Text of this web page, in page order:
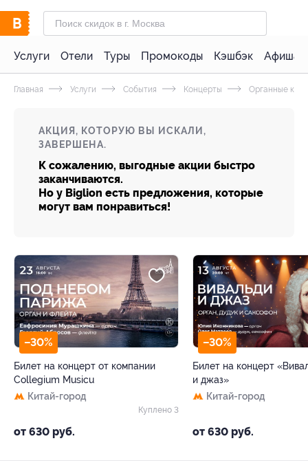
Услуги Отели Туры Промокоды Кэшбэк Афиша
Главная Услуги События Концерты Органные
АКЦИЯ, КОТОРУЮ ВЫ ИСКАЛИ,
ЗАВЕРШЕНА.
К сожалению, выгодные акции быстро
заканчиваются.
Но у Biglion есть предложения, которые
могут вам понравиться!
–30%
Билет на концерт от компании
Collegium Musicu
Китай-город
от 630 руб.
Куплено 3
–30%
Билет на концерт
и джаз»
Китай-город
от 630 руб.